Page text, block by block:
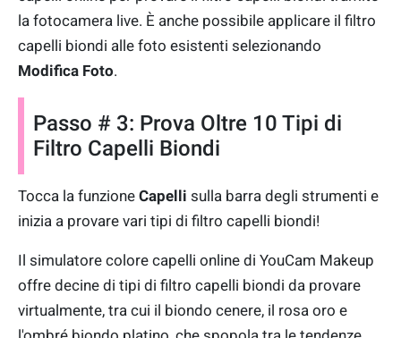
la fotocamera live. È anche possibile applicare il filtro
capelli biondi alle foto esistenti selezionando
Modifica Foto.
Passo # 3: Prova Oltre 10 Tipi di
Filtro Capelli Biondi
Tocca la funzione Capelli sulla barra degli strumenti e
inizia a provare vari tipi di filtro capelli biondi!
Il simulatore colore capelli online di YouCam Makeup
offre decine di tipi di filtro capelli biondi da provare
virtualmente, tra cui il biondo cenere, il rosa oro e